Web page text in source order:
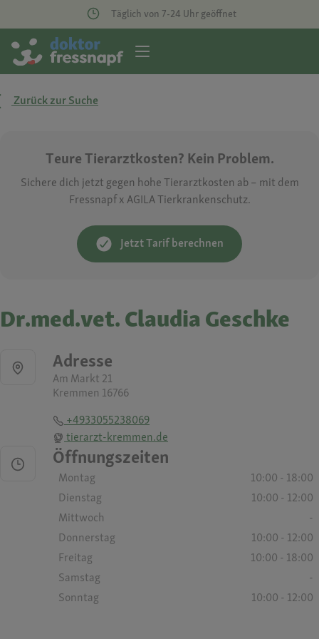
Täglich von 7-24 Uhr geöffnet
Zurück zur Suche
Teure Tierarztkosten? Kein Problem.
Sichere dich jetzt gegen hohe Tierarztkosten ab – mit dem
Fressnapf x AGILA Tierkrankenschutz.
Jetzt Tarif berechnen
Dr.med.vet. Claudia Geschke
Adresse
Am Markt 21
Kremmen 16766
+4933055238069
tierarzt-kremmen.de
Öffnungszeiten
Montag
10:00 - 18:00
Dienstag
10:00 - 12:00
Mittwoch
-
Donnerstag
10:00 - 12:00
Freitag
10:00 - 18:00
Samstag
-
Sonntag
10:00 - 12:00